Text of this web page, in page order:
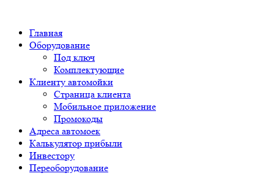
Главная
Оборудование
Под ключ
Комплектующие
Клиенту автомойки
Страница клиента
Мобильное приложение
Промокоды
Адреса автомоек
Калькулятор прибыли
Инвестору
Переоборудование